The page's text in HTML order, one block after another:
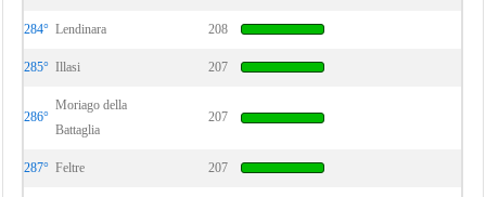
284° Lendinara 208
285° Illasi 207
286°
Moriago della
Battaglia
207
287° Feltre 207